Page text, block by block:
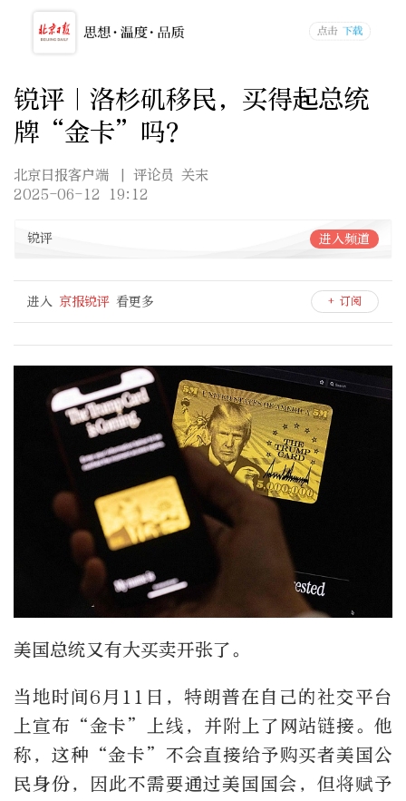
锐评｜洛杉矶移民，买得起总统
牌“金卡”吗？
北京日报客户端
| 评论员 关末
2025-06-12 19:12
锐评 进入频道
进入 京报锐评 看更多 + 订阅
美国总统又有大买卖开张了。
当地时间6月11日，特朗普在自己的社交平台
上宣布“金卡”上线，并附上了网站链接。他
称，这种“金卡”不会直接给予购买者美国公
民身份，因此不需要通过美国国会，但将赋予